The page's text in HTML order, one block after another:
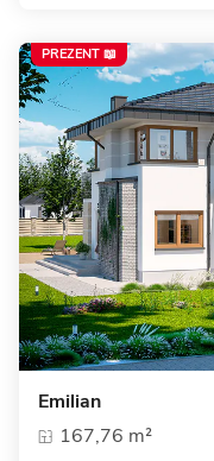
Emilian
167,76 m²
PREZENT 📖